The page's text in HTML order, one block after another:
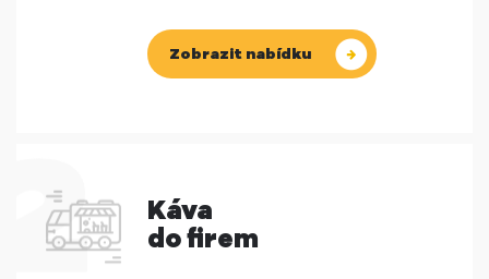
Zobrazit nabídku
Káva
do firem